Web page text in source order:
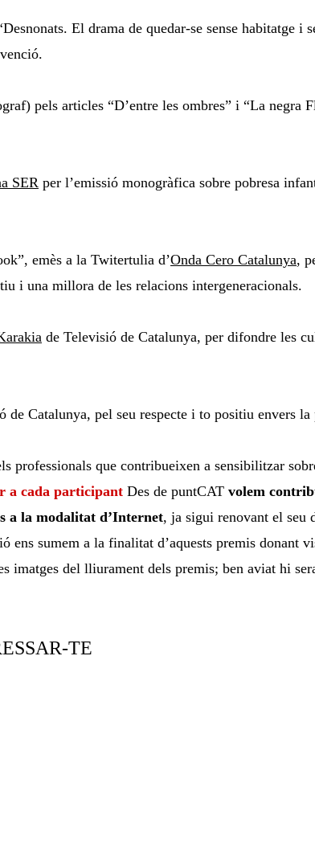
El drama de quedar-se sense habitatge i
pels articles “D’entre les ombres” i “La negra
SER per l’emissió monogràfica sobre pobresa
emès a la Twitertulia d’Onda Cero Catalunya,
i una millora de les relacions intergeneracionals.
de Televisió de Catalunya, per difondre les
Catalunya, pel seu respecte i to positiu envers la
professionals que contribueixen a sensibilitzar
a cada participant Des de puntCAT volem
a la modalitat d’Internet, ja sigui renovant el seu
ens sumem a la finalitat d’aquests premis
imatges del lliurament dels premis; ben aviat hi
TE